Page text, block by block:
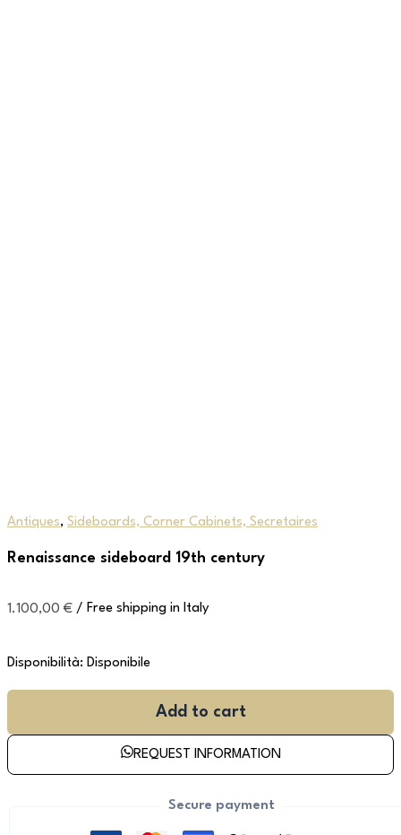
Antiques, Sideboards, Corner Cabinets, Secretaires
Renaissance sideboard 19th century
1.100,00 € / Free shipping in Italy
Disponibilità: Disponibile
Add to cart
REQUEST INFORMATION
Secure payment